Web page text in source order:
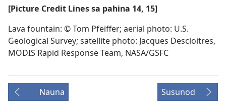
[Picture Credit Lines sa pahina 14, 15]
Lava fountain: © Tom Pfeiffer; aerial photo: U.S.
Geological Survey; satellite photo: Jacques Descloitres,
MODIS Rapid Response Team, NASA/GSFC
Nauna Susunod